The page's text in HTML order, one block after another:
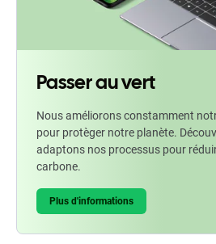
Passer au vert
Nous améliorons constamment
pour protèger notre planète.
adaptons nos processus pour
carbone.
Plus d'informations